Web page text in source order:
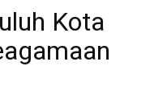
Kota